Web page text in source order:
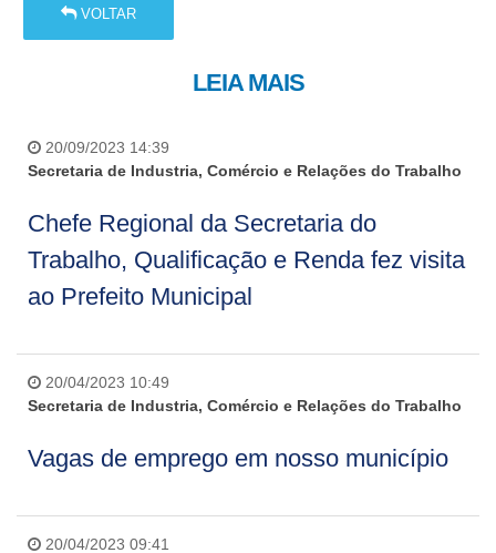
VOLTAR
LEIA MAIS
20/09/2023 14:39
Secretaria de Industria, Comércio e Relações do Trabalho
Chefe Regional da Secretaria do
Trabalho, Qualificação e Renda fez visita
ao Prefeito Municipal
20/04/2023 10:49
Secretaria de Industria, Comércio e Relações do Trabalho
Vagas de emprego em nosso município
20/04/2023 09:41